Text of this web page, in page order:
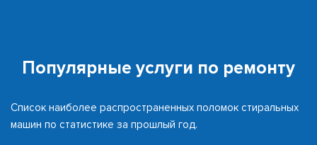
Популярные услуги по ремонту
Список наиболее распространенных поломок стиральных
машин по статистике за прошлый год.